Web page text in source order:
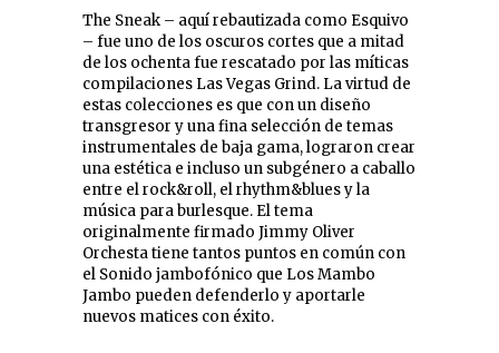
The Sneak – aquí rebautizada como Esquivo
– fue uno de los oscuros cortes que a mitad
de los ochenta fue rescatado por las míticas
compilaciones Las Vegas Grind. La virtud de
estas colecciones es que con un diseño
transgresor y una fina selección de temas
instrumentales de baja gama, lograron crear
una estética e incluso un subgénero a caballo
entre el rock&roll, el rhythm&blues y la
música para burlesque. El tema
originalmente firmado Jimmy Oliver
Orchesta tiene tantos puntos en común con
el Sonido jambofónico que Los Mambo
Jambo pueden defenderlo y aportarle
nuevos matices con éxito.